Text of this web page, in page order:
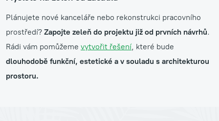
Plánujete nové kanceláře nebo rekonstrukci pracovního
prostředí? Zapojte zeleň do projektu již od prvních návrhů.
Rádi vám pomůžeme vytvořit řešení, které bude
dlouhodobě funkční, estetické a v souladu s architekturou
prostoru.